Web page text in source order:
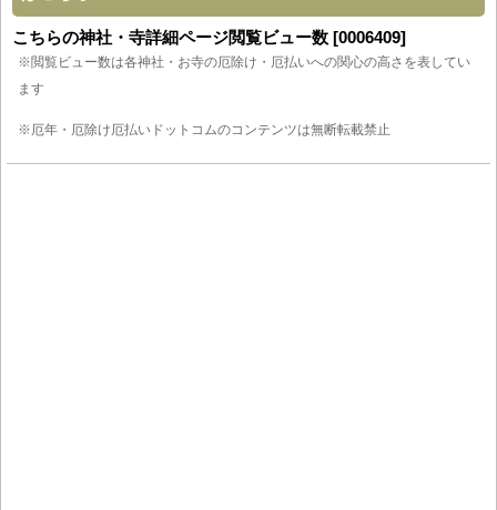
こちらの神社・寺詳細ページ閲覧ビュー数 [0006409]
※閲覧ビュー数は各神社・お寺の厄除け・厄払いへの関心の高さを表してい
ます
※厄年・厄除け厄払いドットコムのコンテンツは無断転載禁止